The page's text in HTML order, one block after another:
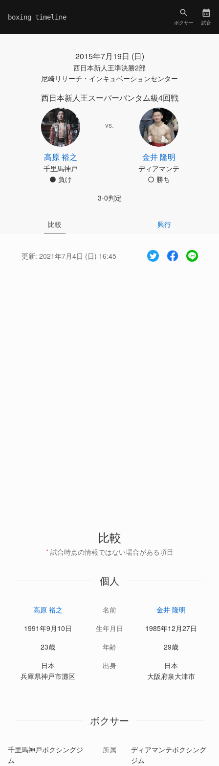
boxing timeline
ボクサー 試合
2015年7月19日 (日)
西日本新人王準決勝2部
尼崎リサーチ・インキュベーションセンター
西日本新人王スーパーバンタム級4回戦
高原 裕之
千里馬神戸
負け
vs.
金井 隆明
ディアマンテ
勝ち
3-0判定
比較 興行
更新: 2021年7月4日 (日) 16:45
比較
* 試合時点の情報ではない場合がある項目
個人
高原 裕之 名前
金井 隆明
1991年9月10日
生年月日
1985年12月27日
23歳
年齢
29歳
日本
兵庫県神戸市灘区
出身
日本
大阪府泉大津市
ボクサー
千里馬神戸ボクシングジ
ム
所属
ディアマンテボクシング
ジム